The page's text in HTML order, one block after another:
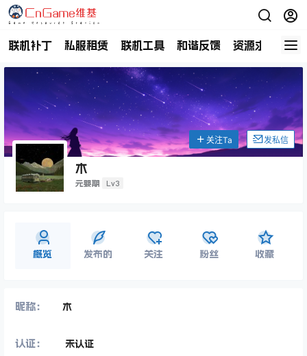
联机补丁 私服租赁 联机工具 和谐反馈 资源求助 商
木
元婴期 Lv3
关注Ta 发私信
概览 发布的 关注 粉丝 收藏
昵称： 木
认证： 未认证